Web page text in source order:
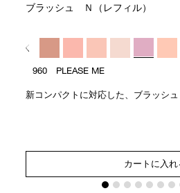
ブラッシュ Ｎ（レフィル）
960 PLEASE ME
新コンパクトに対応した、ブラッシ
カートに入れ